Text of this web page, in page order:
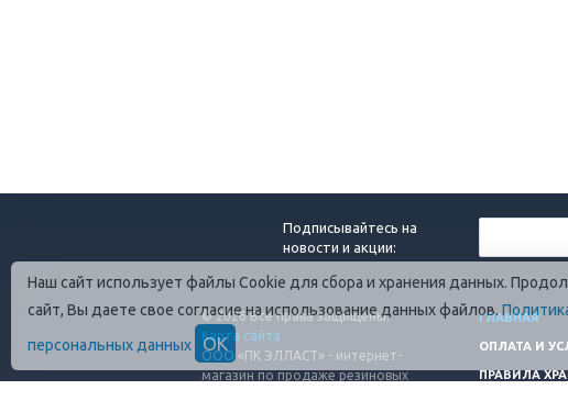
Подписывайтесь на
новости и акции:
© 2026 Все права защищены.
Карта сайта
ООО «ПК ЭЛЛАСТ» - интернет-
магазин по продаже резиновых
ГЛАВНАЯ
ОПЛАТА И
ПРАВИЛА
Наш сайт использует файлы Cookie для сбора и хранения данных.
сайт, Вы даете свое согласие на использование данных файлов.
персональных данных
ОК